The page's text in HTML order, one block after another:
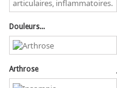
Douleurs...
Arthrose